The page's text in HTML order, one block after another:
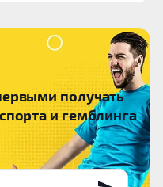
получать
и гемблинга